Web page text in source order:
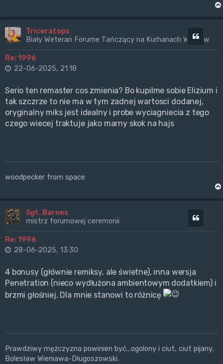
Triceratops
Biały Weteran Forume Tańczący na Kurhanach Wrogów
Re: 1996
Cytuj
22-06-2025, 21:18
Serio ten remaster cos zmienia? Bo kupilme sobie Elizium i
tak szczrze to nie ma w tym zadnej wartosci dodanej,
oryginalny miks jest idealny i probe wyciagniecia z tego
czego wiecej traktuje jako marny skok na hajs
woodpecker from space
Sgt. Barnes
mistrz forumowej ceremonii
Re: 1996
28-06-2025, 13:30
4 bonusy (głównie remiksy, ale świetne), inna wersja
Penetration (nieco wydłużona ambientowym dodatkiem) i
brzmi głośniej. Dla mnie stanowi to różnicę
Prawdziwy mężczyzna powinien być...ogolony i ciut, ciut pijany.
Bolesław Wieniawa-Długoszowski.